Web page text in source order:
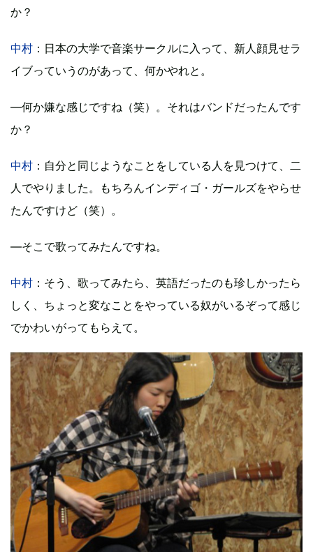
か？
中村 ：日本の大学で音楽サークルに入って、新人顔見せラ
イブっていうのがあって、何かやれと。
―何か嫌な感じですね（笑）。それはバンドだったんです
か？
中村 ：自分と同じようなことをしている人を見つけて、二
人でやりました。もちろんインディゴ・ガールズをやらせ
たんですけど（笑）。
―そこで歌ってみたんですね。
中村 ：そう、歌ってみたら、英語だったのも珍しかったら
しく、ちょっと変なことをやっている奴がいるぞって感じ
でかわいがってもらえて。